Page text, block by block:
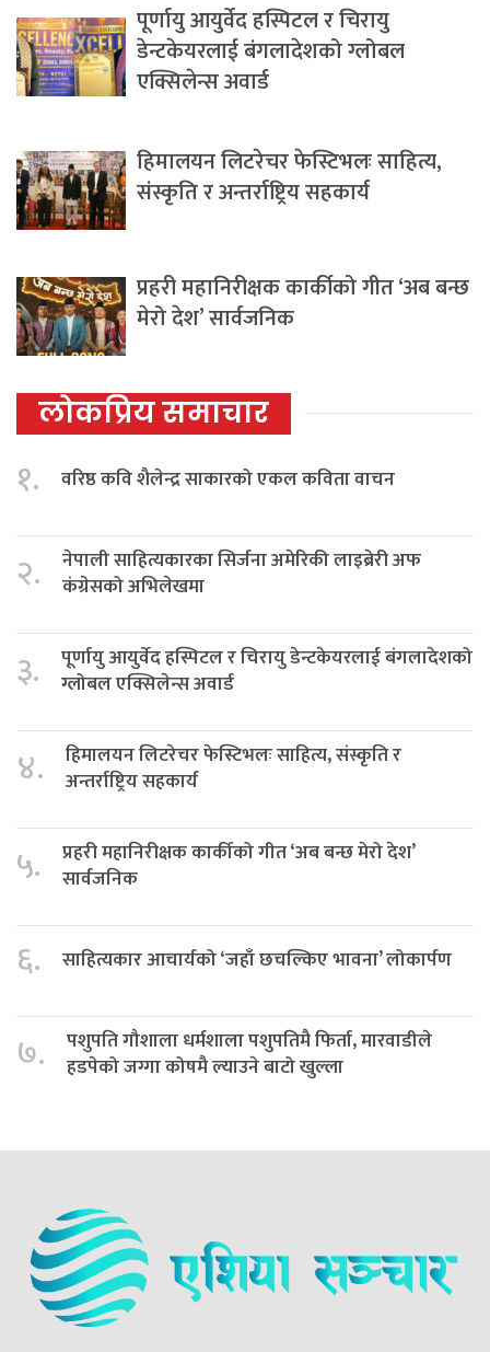
पूर्णायु आयुर्वेद हस्पिटल र चिरायु
डेन्टकेयरलाई बंगलादेशको ग्लोबल
एक्सिलेन्स अवार्ड
हिमालयन लिटरेचर फेस्टिभलः साहित्य,
संस्कृति र अन्तर्राष्ट्रिय सहकार्य
प्रहरी महानिरीक्षक कार्कीको गीत ‘अब बन्छ
मेरो देश’ सार्वजनिक
लोकप्रिय समाचार
१. वरिष्ठ कवि शैलेन्द्र साकारको एकल कविता वाचन
२.
नेपाली साहित्यकारका सिर्जना अमेरिकी लाइब्रेरी अफ
कंग्रेसको अभिलेखमा
३.
पूर्णायु आयुर्वेद हस्पिटल र चिरायु डेन्टकेयरलाई बंगलादेशको
ग्लोबल एक्सिलेन्स अवार्ड
४.
हिमालयन लिटरेचर फेस्टिभलः साहित्य, संस्कृति र
अन्तर्राष्ट्रिय सहकार्य
५.
प्रहरी महानिरीक्षक कार्कीको गीत ‘अब बन्छ मेरो देश’
सार्वजनिक
६. साहित्यकार आचार्यको ‘जहाँ छचल्किए भावना’ लोकार्पण
७.
पशुपति गौशाला धर्मशाला पशुपतिमै फिर्ता, मारवाडीले
हडपेको जग्गा कोषमै ल्याउने बाटो खुल्ला